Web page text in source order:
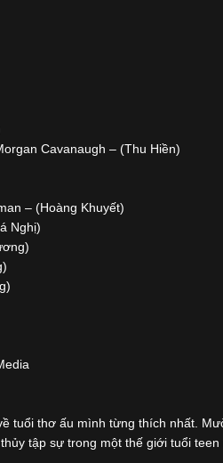
Cavanaugh – (Thu Hiền)
– (Hoàng Khuyết)
Nghị)
tuổi thơ ấu mình từng thích nhất.
tập sự trong một thế giới tuổi teen